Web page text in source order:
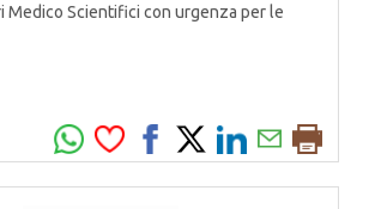
Medico Scientifici con urgenza per le